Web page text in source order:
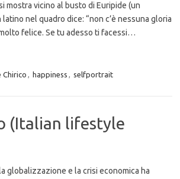
mostra vicino al busto di Euripide (un
nel quadro dice: “non c’è nessuna gloria
felice. Se tu adesso ti facessi…
Chirico , happiness , selfportrait
(Italian lifestyle
globalizzazione e la crisi economica ha